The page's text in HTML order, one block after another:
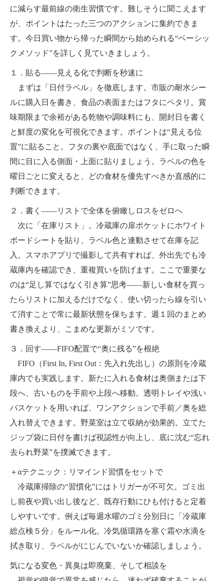
に減らす最前線の衛生習慣です。難しそうに聞こえます
が、ポイントはたった三つのアクションに集約できま
す。今日買い物から帰った瞬間から始められる“ベーシッ
クメソッド”を詳しく見ていきましょう。
１．貼る――見える化で判断を秒速に
まずは「日付ラベル」を徹底します。市販の耐水シー
ルに購入日を書き、食品の表面またはフタにペタリ。賞
味期限まで余裕がある乾物や調味料にも、開封日を書く
と鮮度の変化を可視化できます。ポイントは“見える位
置”に貼ること。フタの裏や底面ではなく、手に取った瞬
間に目に入る側面・上面に貼りましょう。ラベルの色を
曜日ごとに変えると、どの食材を優先すべきか直感的に
判断できます。
２．書く――リストで全体を俯瞰しロスをゼロへ
次に「在庫リスト」。冷蔵庫の扉ポケットにホワイト
ボードシートを貼り、ラベル色と連動させて在庫を記
入。スマホアプリで撮影して共有すれば、外出先でも冷
蔵庫内を確認でき、重複買いを防げます。ここで重要な
のは“足し算ではなく引き算”思考――新しい食材を買っ
たらリストに加えるだけでなく、使い切ったら線を引い
て消すことで常に最新状態を保ちます。週１回のまとめ
書き換えより、こまめな更新がミソです。
３．回す――FIFO配置で“奥に残る”を根絶
FIFO（First In, First Out：先入れ先出し）の原則を冷蔵
庫内でも実践します。新たに入れる食材は奥側または下
段へ、古いものを手前や上段へ移動。透明トレイや浅い
バスケットを用いれば、ワンアクションで手前／奥を総
入れ替えできます。野菜室は立て収納が効果的。立てた
ジップ袋に日付を書けば視認性が向上し、底に沈む“忘れ
去られ野菜”を撲滅できます。
＋αテクニック：リマインド習慣をセットで
冷蔵庫掃除の“習慣化”にはトリガーが不可欠。ゴミ出
し前夜や買い出し後など、既存行動にひも付けると定着
しやすいです。例えば毎週水曜のゴミ分別日に「冷蔵庫
総点検５分」をルール化。冷気循環路を塞ぐ霜や水滴を
拭き取り、ラベルがにじんでいないか確認しましょう。
気になる変色・異臭は即廃棄、そして相談を